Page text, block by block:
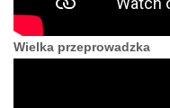
Wielka przeprowadzka